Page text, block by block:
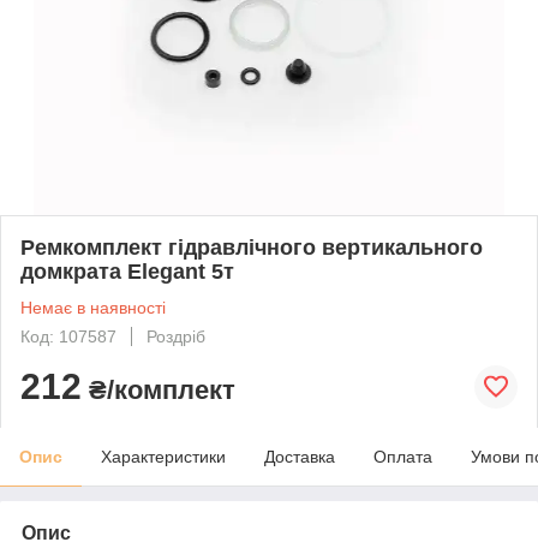
Ремкомплект гідравлічного вертикального
домкрата Elegant 5т
Немає в наявності
Код: 107587
Роздріб
212 ₴/комплект
Опис Характеристики Доставка Оплата Умови
Опис